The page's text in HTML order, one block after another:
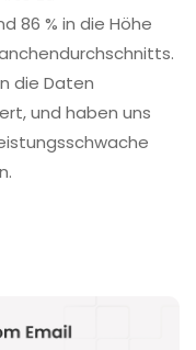
86 % in die Höhe
die Daten
und haben uns